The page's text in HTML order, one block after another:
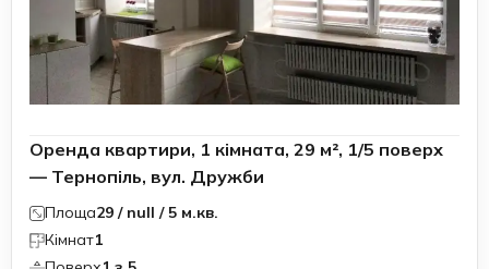
Оренда квартири, 1 кімната, 29 м², 1/5 поверх
— Тернопіль, вул. Дружби
Площа29 / null / 5 м.кв.
Кімнат1